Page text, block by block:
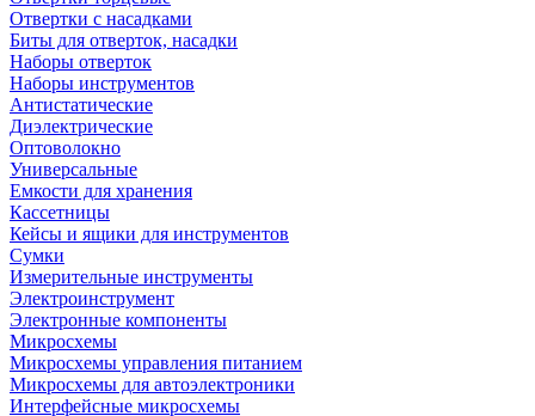
Отвертки с насадками
Биты для отверток, насадки
Наборы отверток
Наборы инструментов
Антистатические
Диэлектрические
Оптоволокно
Универсальные
Емкости для хранения
Кассетницы
Кейсы и ящики для инструментов
Сумки
Измерительные инструменты
Электроинструмент
Электронные компоненты
Микросхемы
Микросхемы управления питанием
Микросхемы для автоэлектроники
Интерфейсные микросхемы